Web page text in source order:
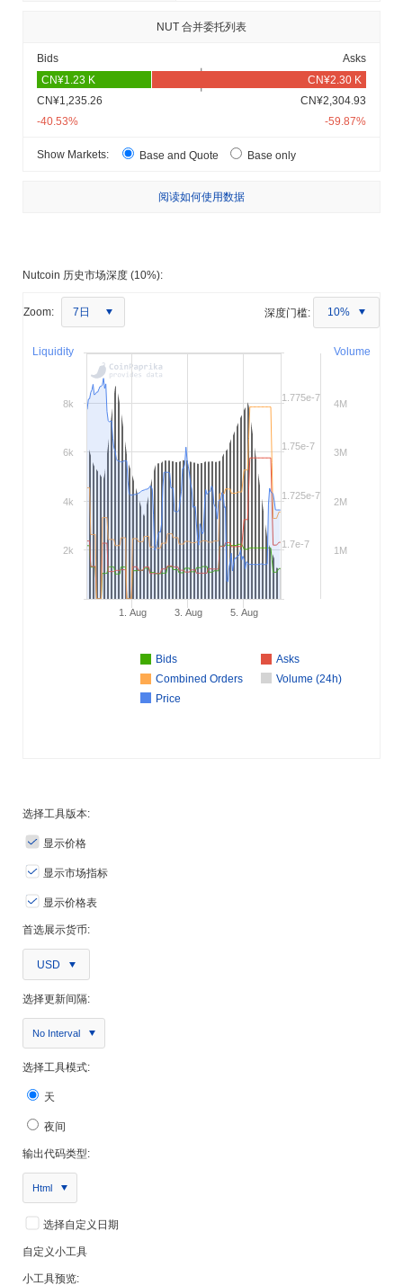
NUT 合并委托列表
Bids Asks
CN¥1,235.26
CN¥2,304.93
-40.53%
-59.87%
Show Markets: Base and Quote Base only
阅读如何使用数据
Nutcoin 历史市场深度 (10%):
Zoom: 7日 深度门槛: 10%
Volume
Liquidity
Bids
Asks
Combined Orders
Volume (24h)
Price
1. Aug 3. Aug 5. Aug
1.7e-7
1.725e-7
1.75e-7
1.775e-7
1M
2M
3M
4M
2k
4k
6k
8k
选择工具版本:
显示价格
显示市场指标
显示价格表
首选展示货币:
USD
选择更新间隔:
No Interval
选择工具模式:
天
夜间
输出代码类型:
Html
选择自定义日期
自定义小工具
小工具预览: